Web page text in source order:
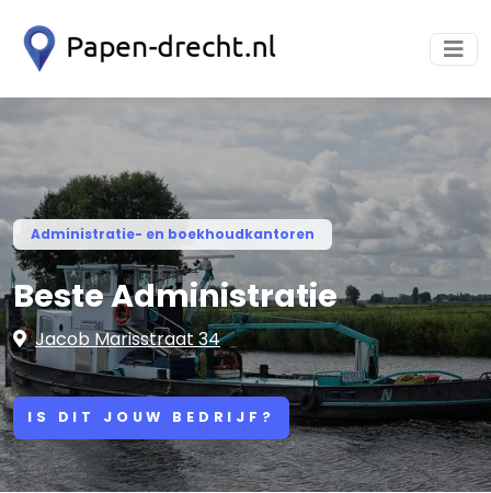
Administratie- en boekhoudkantoren
Beste Administratie
Jacob Marisstraat 34
IS DIT JOUW BEDRIJF?